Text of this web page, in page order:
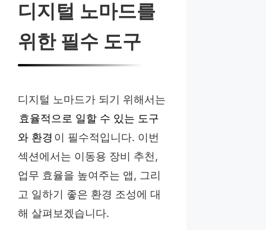
디지털 노마드를
위한 필수 도구
디지털 노마드가 되기 위해서는
효율적으로 일할 수 있는 도구
와 환경 이 필수적입니다. 이번
섹션에서는 이동용 장비 추천,
업무 효율을 높여주는 앱, 그리
고 일하기 좋은 환경 조성에 대
해 살펴보겠습니다.